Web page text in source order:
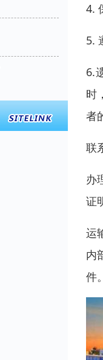
4.
5.
6.
时
者
联
办
证
运
内
件